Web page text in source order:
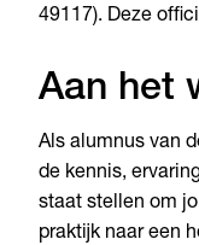
49117). Deze
Aan het
Als alumnus van
de kennis,
staat stellen om
praktijk naar een